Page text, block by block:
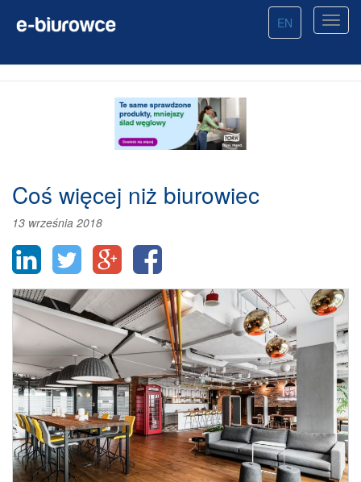
EN
Coś więcej niż biurowiec
13 września 2018